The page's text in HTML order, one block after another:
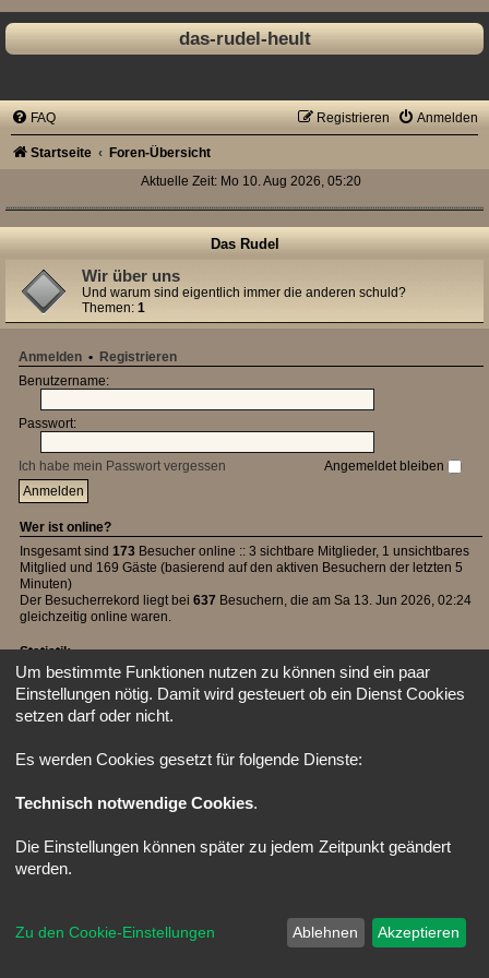
das-rudel-heult
FAQ Anmelden
Registrieren
Startseite
Foren-Übersicht
Aktuelle Zeit: Mo 10. Aug 2026, 05:20
Das Rudel
Wir über uns
Und warum sind eigentlich immer die anderen schuld?
Themen: 1
Anmelden • Registrieren
Benutzername:
Passwort:
Ich habe mein Passwort vergessen Angemeldet bleiben
Wer ist online?
Insgesamt sind 173 Besucher online :: 3 sichtbare Mitglieder, 1 unsichtbares
Mitglied und 169 Gäste (basierend auf den aktiven Besuchern der letzten 5
Minuten)
Der Besucherrekord liegt bei 637 Besuchern, die am Sa 13. Jun 2026, 02:24
gleichzeitig online waren.
Statistik
Beiträge insgesamt39492• Themen insgesamt1107• Mitglieder insgesamt
42• Unser neuestes Mitglied:Lapis
Startseite Foren-Übersicht
Powered byphpBB® Forum Software © phpBB Limited
Deutsche Übersetzung durchphpBB.de
Um bestimmte Funktionen nutzen zu können sind ein paar
Einstellungen nötig. Damit wird gesteuert ob ein Dienst Cookies
setzen darf oder nicht.
Es werden Cookies gesetzt für folgende Dienste:
Technisch notwendige Cookies.
Die Einstellungen können später zu jedem Zeitpunkt geändert
werden.
Zu den Cookie-Einstellungen Ablehnen Akzeptieren